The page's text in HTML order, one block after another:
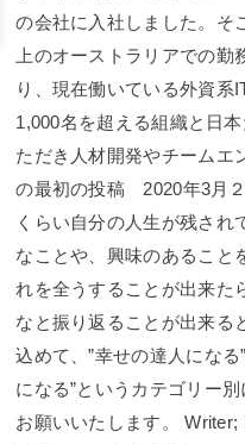
の会社に入社しました。そ
上のオーストラリアでの
り、現在働いている外資系
1,000名を超える組織と日
ただき人材開発やチームエ
の最初の投稿 2020年3月
くらい自分の人生が残され
なことや、興味のあること
れを全うすることが出来た
なと振り返ることが出来る
込めて、”幸せの達人にな
になる”というカテゴリー
お願いいたします。